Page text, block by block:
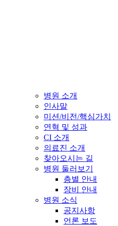
병원 소개
인사말
미션/비전/핵심가치
연혁 및 성과
CI 소개
의료진 소개
찾아오시는 길
병원 둘러보기
층별 안내
장비 안내
병원 소식
공지사항
언론 보도